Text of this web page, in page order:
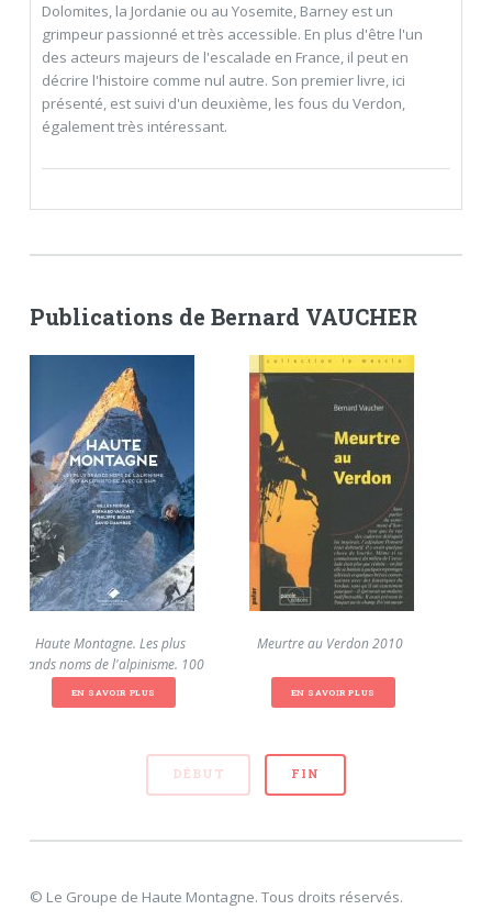
Dolomites, la Jordanie ou au Yosemite, Barney est un
grimpeur passionné et très accessible. En plus d'être l'un
des acteurs majeurs de l'escalade en France, il peut en
décrire l'histoire comme nul autre. Son premier livre, ici
présenté, est suivi d'un deuxième, les fous du Verdon,
également très intéressant.
Publications de Bernard VAUCHER
Haute Montagne. Les plus
grands noms de l'alpinisme. 100
ans d'histoire avec le GHM 2019
EN SAVOIR PLUS
Meurtre au Verdon 2010
EN SAVOIR PLUS
DÉBUT FIN
© Le Groupe de Haute Montagne. Tous droits réservés.